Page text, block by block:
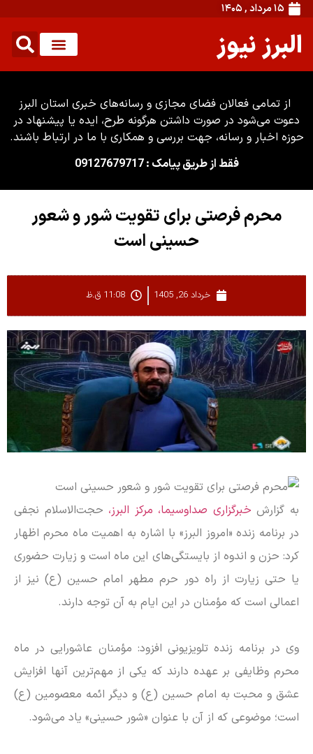
۱۵ مرداد , ۱۴۰۵
البرز نیوز
از تمامی فعالان فضای مجازی و رسانه‌های خبری استان البرز
دعوت می‌شود در صورت داشتن هرگونه طرح، ایده یا پیشنهاد در
حوزه اخبار و رسانه، جهت بررسی و همکاری با ما در ارتباط باشند.
فقط از طریق پیامک : 09127679717
محرم فرصتی برای تقویت شور و شعور
حسینی است
خرداد 26, 1405 11:08 ق.ظ
به گزارش خبرگزاری صداوسیما، مرکز البرز، حجت‌الاسلام نجفی
در برنامه زنده «امروز البرز» با اشاره به اهمیت ماه محرم اظهار
کرد: حزن و اندوه از بایستگی‌های این ماه است و زیارت حضوری
یا حتی زیارت از راه دور حرم مطهر امام حسین (ع) نیز از
اعمالی است که مؤمنان در این ایام به آن توجه دارند.
وی در برنامه زنده تلویزیونی افزود: مؤمنان عاشورایی در ماه
محرم وظایفی بر عهده دارند که یکی از مهم‌ترین آنها افزایش
عشق و محبت به امام حسین (ع) و دیگر ائمه معصومین (ع)
است؛ موضوعی که از آن با عنوان «شور حسینی» یاد می‌شود.